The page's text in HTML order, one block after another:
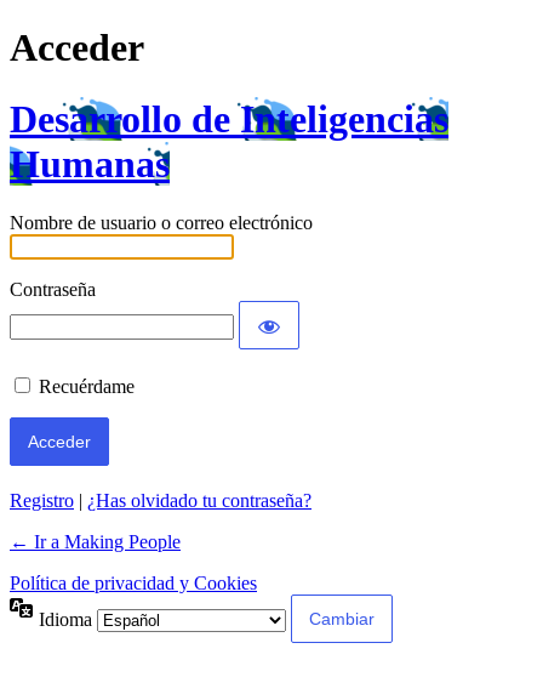
Acceder
Desarrollo de Inteligencias
Humanas
Nombre de usuario o correo electrónico
Contraseña
Recuérdame
Registro | ¿Has olvidado tu contraseña?
← Ir a Making People
Política de privacidad y Cookies
Idioma